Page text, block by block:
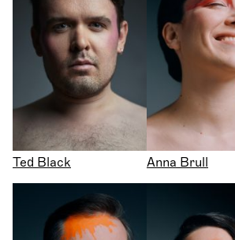
Ted Black Anna Brull